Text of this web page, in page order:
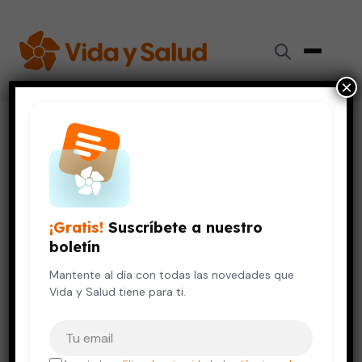
Videos de Salud
6 cosas que debes saber sobre la citología vaginal o
Papanicolau (Pap)
SALUD DE LA MUJER
6 cosas que debes saber sobre
la citología vaginal o
Papanicolau (Pap)
¡Gratis! Suscríbete a nuestro
boletín
Mantente al día con todas las novedades que
Vida y Salud tiene para ti.
×